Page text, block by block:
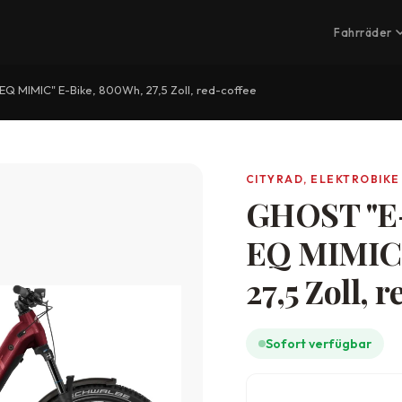
Fahrräder
MIMIC" E-Bike, 800Wh, 27,5 Zoll, red-coffee
CITYRAD, ELEKTROBIKE
GHOST
EQ
27,5 Zoll,
Sofort verfügbar